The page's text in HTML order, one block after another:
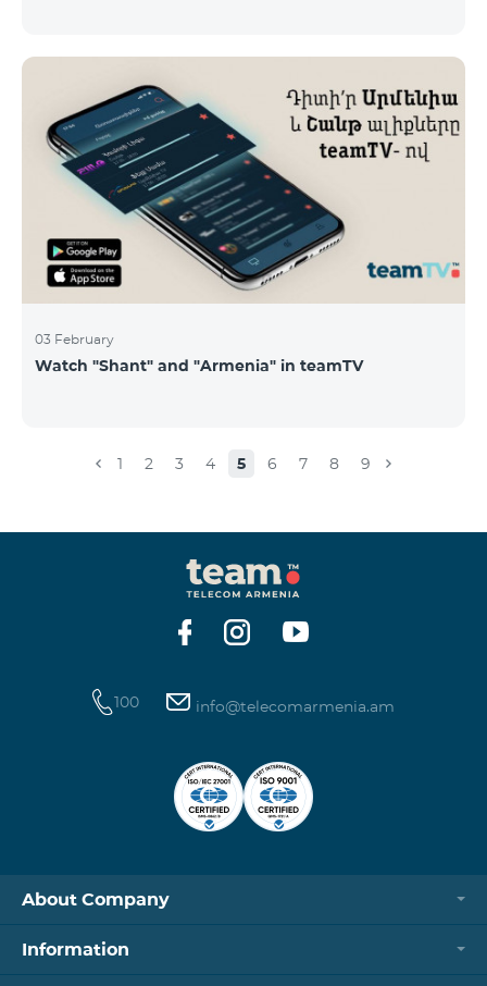
SMS – 250 AMD Internet – 7000 AMD/MB Country list:
Bermuda, Burkina Faso, Cape Verde, Cuba, Equatorial
Guinea, Ethiopia, Gambia, Guinea, Madagascar, Malawi,
Maldives, Mongolia, Namibia, Niger,
03 February
Watch "Shant" and "Armenia" in teamTV
1 2 3 4 5 6 7 8 9
100 info@telecomarmenia.am
About Company
Information